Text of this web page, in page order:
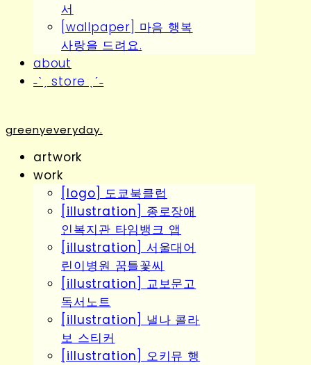
서
[wallpaper] 마음 행복
사랑을 드려요.
about
˗ˋˏ store ˎˊ˗
greenyeveryday.
artwork
work
[logo] 도쿄북클럽
[illustration] 종로장애
인복지관 타임뱅크 앱
[illustration] 서울대어
린이병원 꿈틀꽃씨
[illustration] 교보문고
독서노트
[illustration] 낼나 콜라
보 스티커
[illustration] 오키뮤 행